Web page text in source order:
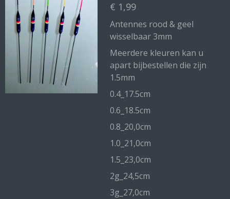
€ 1,99
Antennes rood & geel
wisselbaar 3mm
Meerdere kleuren kan u
apart bijbestellen die zijn
1.5mm
0.4_17.5cm
0.6_18.5cm
0.8_20,0cm
1.0_21,0cm
1.5_23,0cm
2g_24,5cm
3g_27,0cm